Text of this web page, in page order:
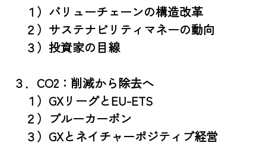
１）バリューチェーンの構造改革
２）サステナビリティマネーの動向
３）投資家の目線
３．CO2：削減から除去へ
１）GXリーグとEU-ETS
２）ブルーカーボン
３）GXとネイチャーポジティブ経営